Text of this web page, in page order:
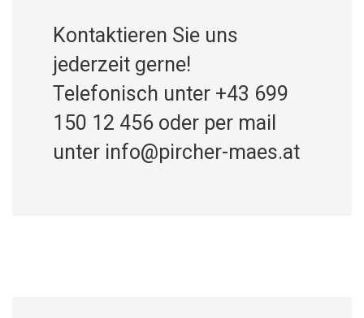
Kontaktieren Sie uns
jederzeit gerne!
Telefonisch unter +43 699
150 12 456 oder per mail
unter info@pircher-maes.at